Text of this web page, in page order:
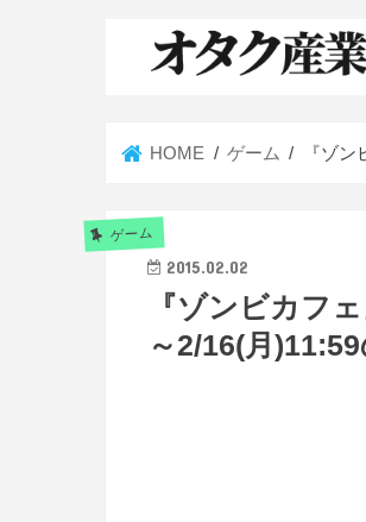
HOME ゲーム 『ゾ
ゲーム
2015.02.02
『ゾンビカフ
～2/16(月